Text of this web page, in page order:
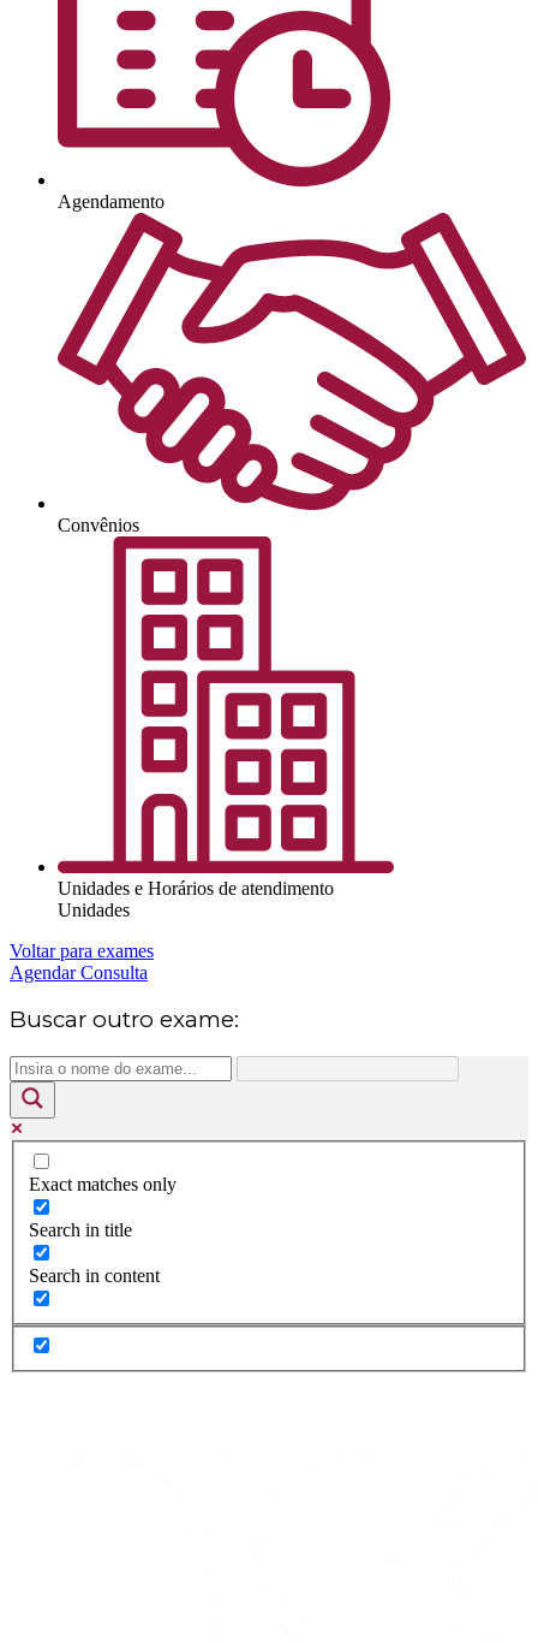
Agendamento
Convênios
Unidades e Horários de atendimento
Unidades
Voltar para exames
Agendar Consulta
Buscar outro exame:
Exact matches only
Search in title
Search in content